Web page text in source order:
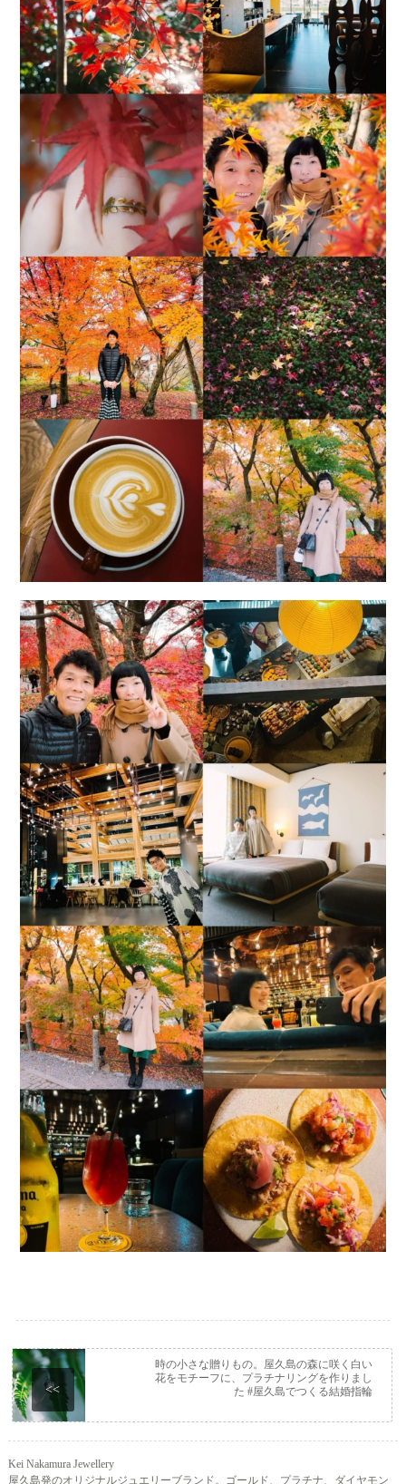
<<
時の小さな贈りもの。屋久島の森に咲く白い
花をモチーフに、プラチナリングを作りまし
た #屋久島でつくる結婚指輪
Kei Nakamura Jewellery
屋久島発のオリジナルジュエリーブランド。ゴールド、プラチナ、ダイヤモン